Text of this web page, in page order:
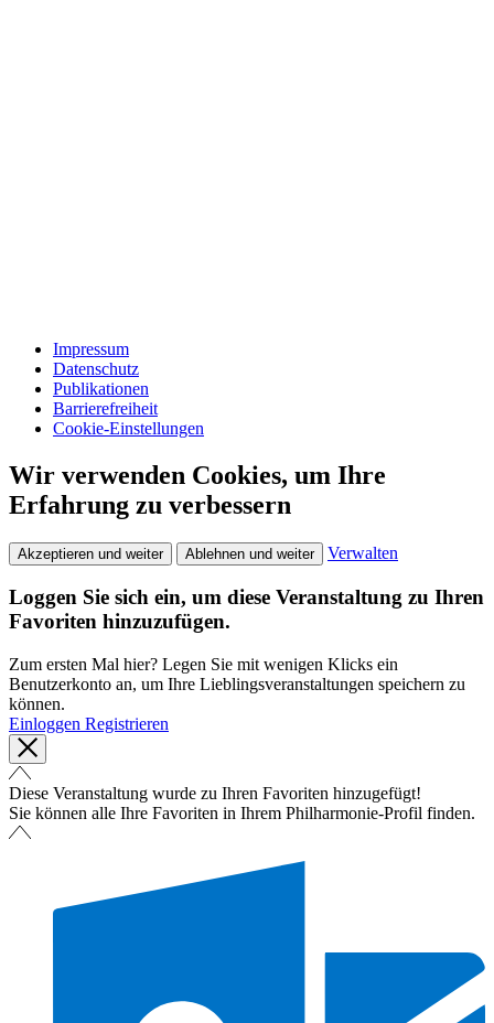
Impressum
Datenschutz
Publikationen
Barrierefreiheit
Cookie-Einstellungen
Wir verwenden Cookies, um Ihre
Erfahrung zu verbessern
Akzeptieren und weiter Ablehnen und weiter Verwalten
Loggen Sie sich ein, um diese Veranstaltung zu Ihren
Favoriten hinzuzufügen.
Zum ersten Mal hier? Legen Sie mit wenigen Klicks ein
Benutzerkonto an, um Ihre Lieblingsveranstaltungen speichern zu
können.
Einloggen Registrieren
Diese Veranstaltung wurde zu Ihren Favoriten hinzugefügt!
Sie können alle Ihre Favoriten in Ihrem Philharmonie-Profil finden.